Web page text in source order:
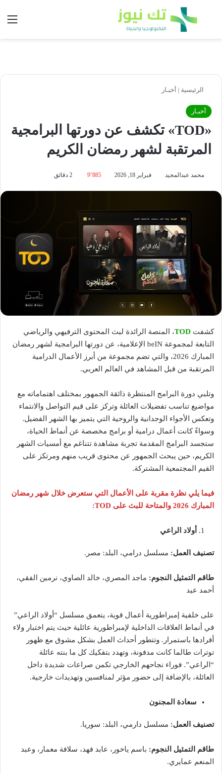
بحث عن
الرئيسية | أخبـار
أخبـار
«TOD» تكشف عن دورتها البرامجية
المرتقبة لشهر رمضان الكريم
محمد عبدالمجيد فبراير 18, 2026 9٬885
كشفت TOD، المنصة الرائدة لبث المحتوى الترفيهي والرياضي
التابعة لمجموعة beIN الإعلامية، عن دورتها البرامجية لشهر رمضان
المبارك 2026، والتي تضم مجموعة من أبرز الأعمال الدرامية
المرتقبة من قبل المشاهد في العالم العربي.
وتلبي دورة البرامج المنتظرة ذائقة الجمهور بمختلف اهتماماته مع
مواضيع تناسب تفضيلات العائلة وتركز على قيم التواصل والانتماء
وتعكس الأجواء الوجدانية والروحية التي يتميز بها الشهر الفضيل.
وسواءً كانت أعمال درامية أو برامج مخصصة عن أنماط الحياة،
ستجسد البرامج المقدمة تجربة مشاهدة تتناغم مع أمسيات الشهر
الكريم، حين يبحث الجمهور عن محتوى قريب منهم ومرتكز على
القيم المجتمعية المشتركة.
فيما يلي نظرة مقربة على الأعمال التي ستعرض خلال شهر رمضان
المبارك 2026 والمتاحة للبث على
TOD
:
أولاد الراعي
تصنيف العمل: مسلسل درامي، البلد: مصر.
طاقم التمثيل النجوم: ماجد المصري، خالد الصاوي، نرمين الفقي،
أحمد عيد
على خلفية إمبراطورية أعمال قوية، يتعمق مسلسل “أولاد الراعي”
في أنماط العلاقات الداخلية لإمبراطورية عائلية حيث يتم اختبار ولاء
أفرادها باستمرار. وتتطور أحداث العمل بشكل مشوق مع ظهور
توترات طالما كانت مدفونة، وتهدد بتفكيك كل ما بنته عائلة
“الراعي”. فوراء نجاحهم الخارجي تكمن صراعات شديدة داخل
العائلة، بالإضافة إلى حضور مؤثر لمنافسين وتهديدات خارجية.
سعادة المجنون
تصنيف العمل: مسلسل دارمي، البلد: سوريا.
طاقم التمثيل النجوم: باسم ياخور، عابد فهد، سلافة معمار، وعبد
المنعم عمايري.